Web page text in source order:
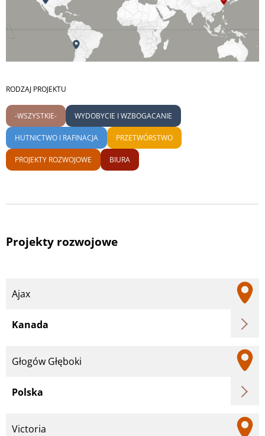
RODZAJ PROJEKTU
-WSZYSTKIE- WYDOBYCIE I WZBOGACANIE
HUTNICTWO I RAFINACJA PRZETWÓRSTWO
PROJEKTY ROZWOJOWE BIURA
Projekty rozwojowe
Ajax
Kanada
Głogów Głęboki
Polska
Victoria